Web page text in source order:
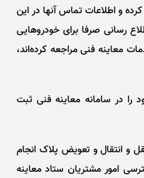
و اطلاعات تماس آنها در این
رسانی صرفا برای خودرو‌هایی
معاینه فنی مراجعه کرده‌اند،
را در سامانه معاینه فنی ثبت
و انتقال و تعویض پلاک انجام
امور مشتریان ستاد معاینه